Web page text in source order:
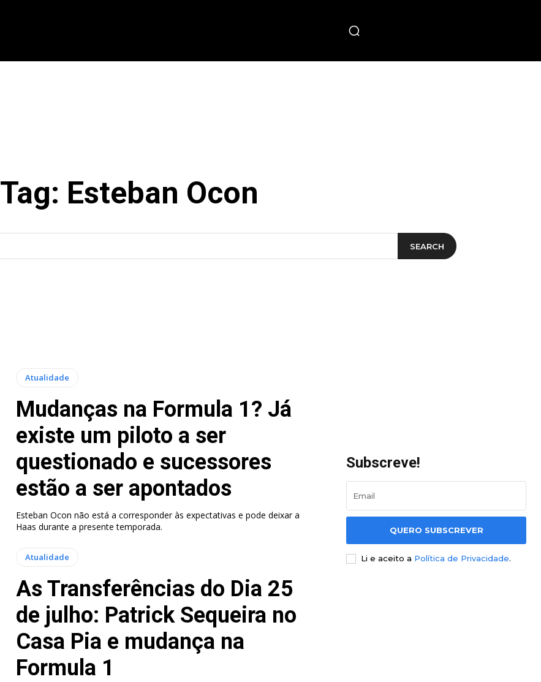
Tag: Esteban Ocon
SEARCH
Atualidade
Mudanças na Formula 1? Já
existe um piloto a ser
questionado e sucessores
estão a ser apontados
Esteban Ocon não está a corresponder às expectativas e pode deixar a
Haas durante a presente temporada.
Atualidade
As Transferências do Dia 25
de julho: Patrick Sequeira no
Casa Pia e mudança na
Formula 1
Subscreve!
QUERO SUBSCREVER
Li e aceito a Política de Privacidade.